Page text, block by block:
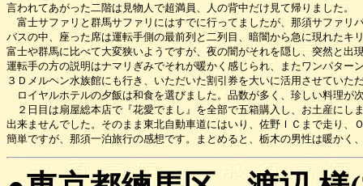
言われてあがった二階は見物人で超満員、人の背中だけ見て帰りました。
富士サファリと群馬サファリにはすでに行ってましたが、那須サファリ
バスの中、座った席は運転手側の最前列と二列目、暗闇から急に現れた
富士や群馬に比べて大変狭いようですが、夜の闇がそれを隠し、突然と出
運転手の方の説明はナマリぎみでそれが暖かく感じられ、またワンパタ
３Ｄメルヘン水族館にも行き、いただいた割引券を大いに活用させていた
ロイヤルホテルの夕飯は和食を選びました。品数が多く、珍しい料理が
２日目は扇屋総本店で『花愛でまし』を全部で五箱購入し、お土産にし
出来ませんでした。そのまま東北自動車道にはいり、佐野ＩＣまで走り